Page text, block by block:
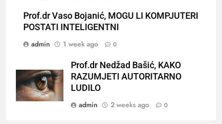
Prof.dr Vaso Bojanić, MOGU LI KOMPJUTERI
POSTATI INTELIGENTNI
admin
1 week ago 0
Prof.dr Nedžad Bašić, KAKO
RAZUMJETI AUTORITARNO
LUDILO
admin
2 weeks ago 0